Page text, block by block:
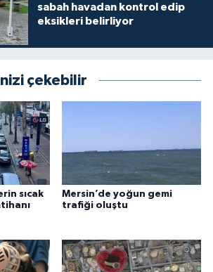
sabah havadan kontrol edip
eksikleri belirliyor
çekebilir
sıcak
Mersin’de yoğun gemi
trafiği oluştu